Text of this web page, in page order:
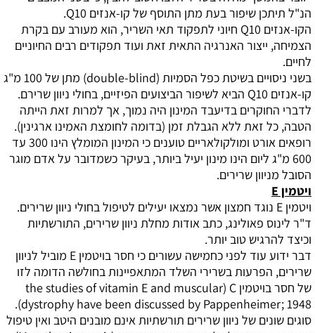
הנ"ל תיתכן שיפור בעת מתן התוסף של קו-אנזים Q10
.
הקו-אנזים Q10 חיוני לתפקוד תאי השריר, הוא מעורב עם בקרת
הצמיחה, ייצור האנרגיה התאית זאת ועוד תפקודים רבים החיוניים
לחיים.
בשני ניסויים בשיטת כפל הסמיות (double-blind
) מתן של 100 מ"ג
קו-אנזים Q10 הביא לשיפור הביצועים הפיזיים, בחולי ניוון שרירם.
לדברי החוקרים בדיעבד המינון היה נמוך, אך למרות זאת הייתה
הטבה, כל זאת ללא הגבלת זמן (בדומה לחומצת האמינו ארגינין).
רופאים אורט ומולקולאריים טוענים כי המינון המומלץ הינו 300 עד
600 מ"ג ליום הינו מינון יעיל ביותר, בעיקר כשמדובר על אדם מוגר
הסובל מניוון שרירים.
ויטמין E
ויטמין E נוגד חמצון אשר נמצאו יעילים לטיפול בחולי ניוון שרירים.
ד"ר לינוס פאולינג, כתב אודות מחלת ניוון שרירים, התורשתיות
וכיצד להרגיש טוב יותר.
דבר ידוע עוד לפני כחמישה עשורים כי חסר בויטמין E מוביל לניוון
שרירים, הפרעות בשרירי השלד המתאפיינות בחולשה הדומה לזו
של חסר בויטמין C
(
the studies of vitamin E and muscular
dystrophy have been discussed by Pappenheimer; 1948
).
סוגים שונים של ניוון שרירים תורשתיות אינם מובנים היטב ואין טיפול